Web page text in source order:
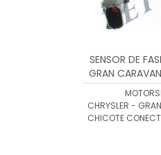
SENSOR DE
GRAN
CHRYSLER -
CHICOTE